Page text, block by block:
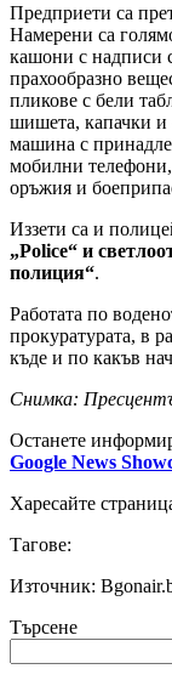
Предприети са
Намерени са
кашони с надписи
прахообразно
пликове с бели
шишета, капачки и
машина с
мобилни
оръжия и
Иззети са и
„Police“ и
полиция“.
Работата по
прокуратурата, в
къде и по какъв
Снимка:
Останете
Google News
Харесайте
Тагове:
Източник:
Търсене